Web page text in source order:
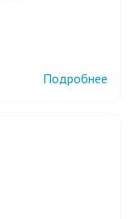
Подробнее